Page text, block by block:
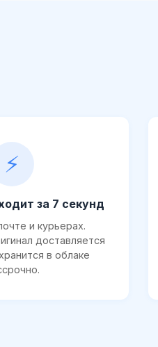
⚡
за 7 секунд
и курьерах.
доставляется
в облаке